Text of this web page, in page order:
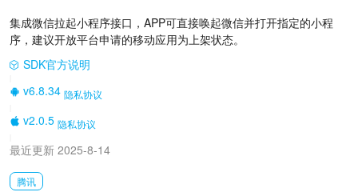
集成微信拉起小程序接口，APP可直接唤起微信并打开指定的小程
序，建议开放平台申请的移动应用为上架状态。
SDK官方说明
v6.8.34 隐私协议
v2.0.5 隐私协议
最近更新 2025-8-14
腾讯